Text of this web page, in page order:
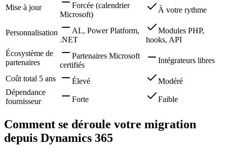
Mise à jour
Forcée (calendrier
Microsoft)
À votre rythme
Personnalisation
AL, Power Platform,
.NET
Modules PHP,
hooks, API
Écosystème de
partenaires
Partenaires Microsoft
certifiés
Intégrateurs libres
Coût total 5 ans Élevé
Modéré
Dépendance
fournisseur
Forte Faible
Comment se déroule votre migration
depuis Dynamics 365